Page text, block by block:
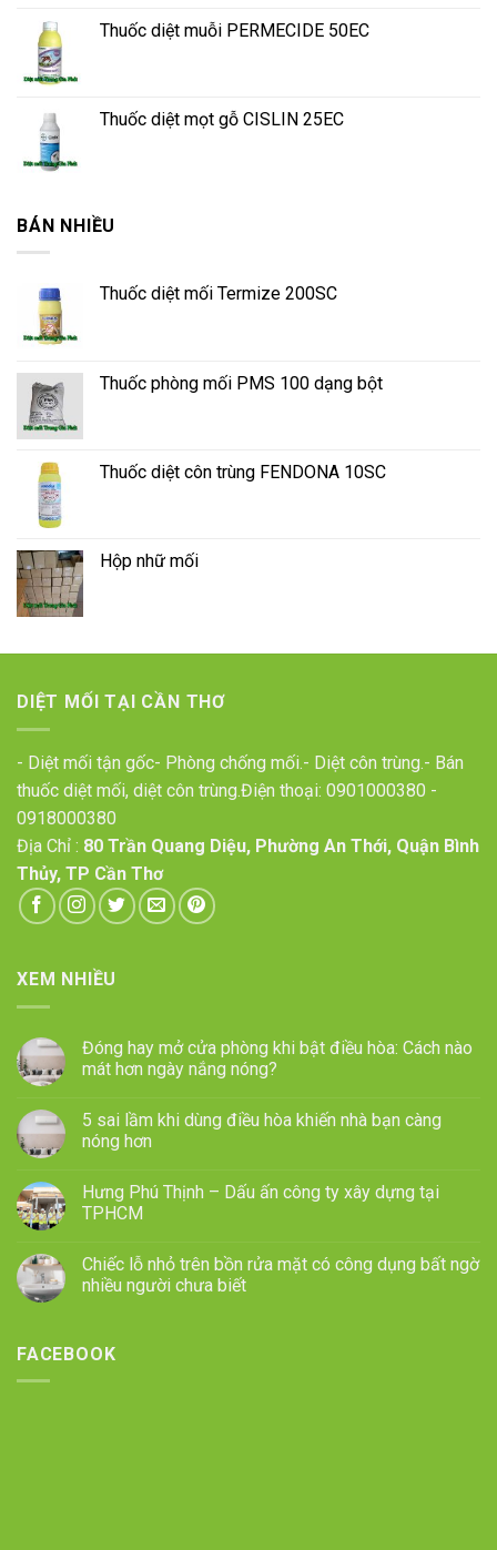
Thuốc diệt muỗi PERMECIDE 50EC
Thuốc diệt mọt gỗ CISLIN 25EC
BÁN NHIỀU
Thuốc diệt mối Termize 200SC
Thuốc phòng mối PMS 100 dạng bột
Thuốc diệt côn trùng FENDONA 10SC
Hộp nhữ mối
DIỆT MỐI TẠI CẦN THƠ
- Diệt mối tận gốc- Phòng chống mối.- Diệt côn trùng.- Bán
thuốc diệt mối, diệt côn trùng.Điện thoại: 0901000380 -
0918000380
Địa Chỉ : 80 Trần Quang Diệu, Phường An Thới, Quận Bình
Thủy, TP Cần Thơ
XEM NHIỀU
Đóng hay mở cửa phòng khi bật điều hòa: Cách nào
mát hơn ngày nắng nóng?
5 sai lầm khi dùng điều hòa khiến nhà bạn càng
nóng hơn
Hưng Phú Thịnh – Dấu ấn công ty xây dựng tại
TPHCM
Chiếc lỗ nhỏ trên bồn rửa mặt có công dụng bất ngờ
nhiều người chưa biết
FACEBOOK